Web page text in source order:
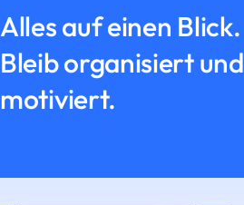
Alles auf einen Blick.
Bleib organisiert und
motiviert.